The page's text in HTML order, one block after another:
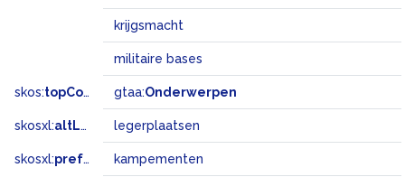
krijgsmacht
militaire bases
skos:topConceptOf gtaa:Onderwerpen
skosxl:altLabel legerplaatsen
skosxl:prefLabel kampementen